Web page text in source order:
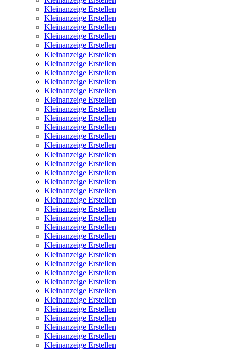
Kleinanzeige Erstellen
Kleinanzeige Erstellen
Kleinanzeige Erstellen
Kleinanzeige Erstellen
Kleinanzeige Erstellen
Kleinanzeige Erstellen
Kleinanzeige Erstellen
Kleinanzeige Erstellen
Kleinanzeige Erstellen
Kleinanzeige Erstellen
Kleinanzeige Erstellen
Kleinanzeige Erstellen
Kleinanzeige Erstellen
Kleinanzeige Erstellen
Kleinanzeige Erstellen
Kleinanzeige Erstellen
Kleinanzeige Erstellen
Kleinanzeige Erstellen
Kleinanzeige Erstellen
Kleinanzeige Erstellen
Kleinanzeige Erstellen
Kleinanzeige Erstellen
Kleinanzeige Erstellen
Kleinanzeige Erstellen
Kleinanzeige Erstellen
Kleinanzeige Erstellen
Kleinanzeige Erstellen
Kleinanzeige Erstellen
Kleinanzeige Erstellen
Kleinanzeige Erstellen
Kleinanzeige Erstellen
Kleinanzeige Erstellen
Kleinanzeige Erstellen
Kleinanzeige Erstellen
Kleinanzeige Erstellen
Kleinanzeige Erstellen
Kleinanzeige Erstellen
Kleinanzeige Erstellen